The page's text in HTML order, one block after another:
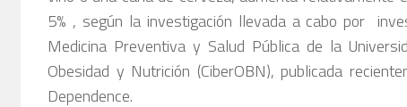
5% , según la investigación llevada a cabo por
Medicina Preventiva y Salud Pública de la
Obesidad y Nutrición (CiberOBN), publicada
Dependence.